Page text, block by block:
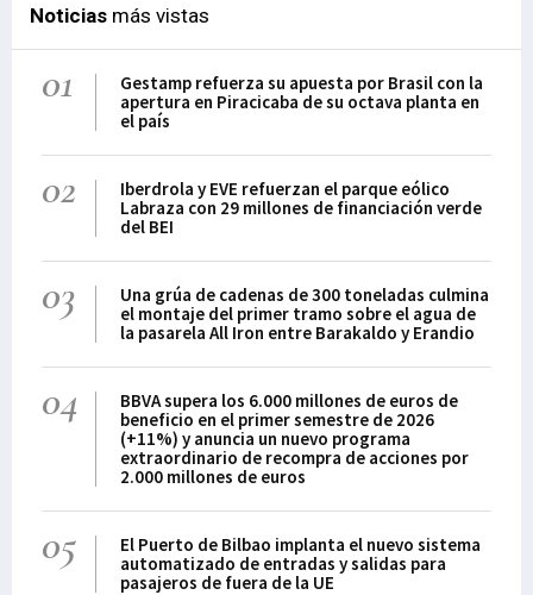
Noticias más vistas
01
Gestamp refuerza su apuesta por Brasil con la
apertura en Piracicaba de su octava planta en
el país
02
Iberdrola y EVE refuerzan el parque eólico
Labraza con 29 millones de financiación verde
del BEI
03
Una grúa de cadenas de 300 toneladas culmina
el montaje del primer tramo sobre el agua de
la pasarela All Iron entre Barakaldo y Erandio
04
BBVA supera los 6.000 millones de euros de
beneficio en el primer semestre de 2026
(+11%) y anuncia un nuevo programa
extraordinario de recompra de acciones por
2.000 millones de euros
05
El Puerto de Bilbao implanta el nuevo sistema
automatizado de entradas y salidas para
pasajeros de fuera de la UE